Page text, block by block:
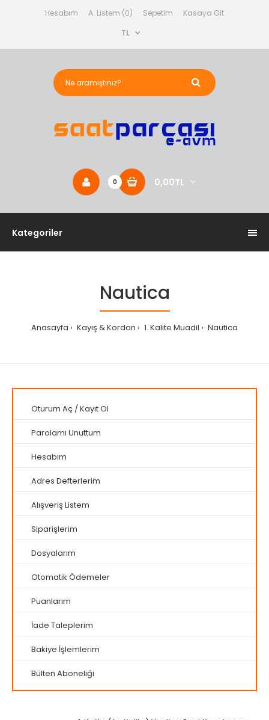
Hesabım A. Listem (0) Sepetim
Kasaya Git
TL
0 0,00TL
Kategoriler
Nautica
Anasayfa Kayış & Kordon 1. Kalite Muadil Nautica
Oturum Aç /Kayıt Ol
Parolamı Unuttum
Hesabım
Adres Defterlerim
Alışveriş Listem
Siparişlerim
Dosyalarım
Otomatik Ödemeler
Puanlarım
İade Taleplerim
Bakiye İşlemlerim
Bülten Aboneliği